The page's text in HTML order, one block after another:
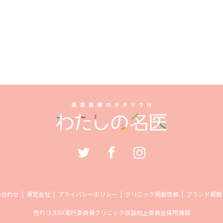
わせ 運営会社 プライバシーポリシー クリニック掲載依頼 ブランド掲
売れコスDX実行委員長クリニック収益向上委員会採用情報